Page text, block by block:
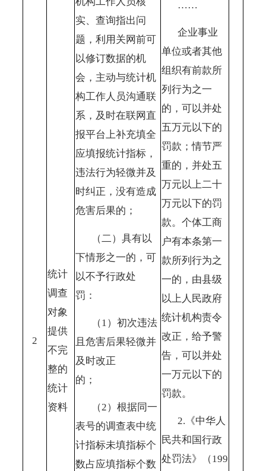
2
统计
调查
对象
提供
不完
整的
统计
资料
实、查询指出问
题，利用关网前可
以修订数据的机
会，主动与统计机
构工作人员沟通联
系，及时在联网直
报平台上补充填全
应填报统计指标，
违法行为轻微并及
时纠正，没有造成
危害后果的；
（二）具有以
下情形之一的，可
以不予行政处
罚：
（1）初次违法
且危害后果轻微并
及时改正
的；
（2）根据同一
表号的调查表中统
计指标未填指标个
数占应填指标个数
……
企业事业
单位或者其他
组织有前款所
列行为之一
的，可以并处
五万元以下的
罚款；情节严
重的，并处五
万元以上二十
万元以下的罚
款。个体工商
户有本条第一
款所列行为之
一的，由县级
以上人民政府
统计机构责令
改正，给予警
告，可以并处
一万元以下的
罚款。
2.《中华人
民共和国行政
处罚法》（199